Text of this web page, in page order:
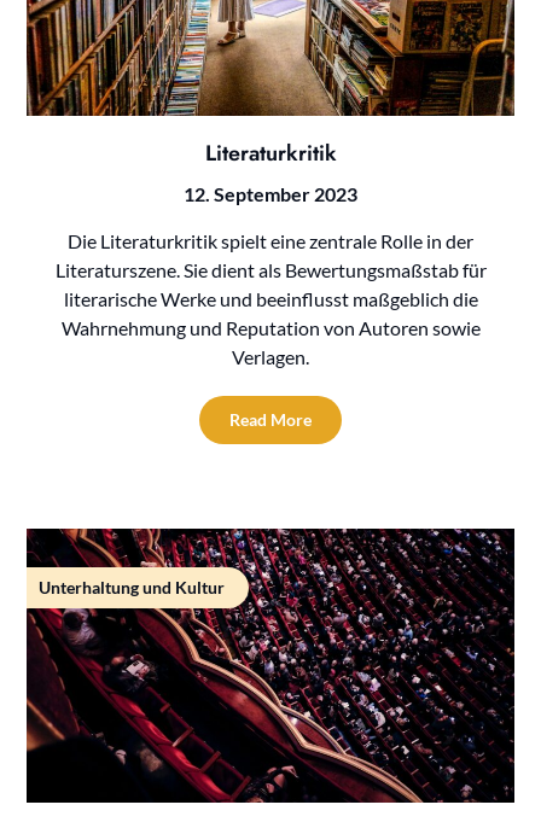
Literaturkritik
12. September 2023
Die Literaturkritik spielt eine zentrale Rolle in der
Literaturszene. Sie dient als Bewertungsmaßstab für
literarische Werke und beeinflusst maßgeblich die
Wahrnehmung und Reputation von Autoren sowie
Verlagen.
Read More
Unterhaltung und Kultur